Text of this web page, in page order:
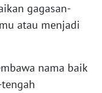
gagasan-
atau menjadi
nama baik